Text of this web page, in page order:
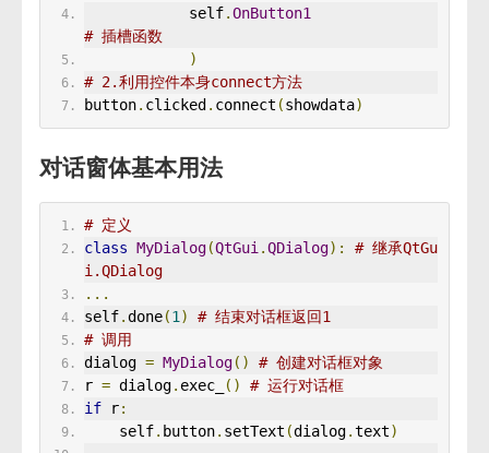
            self
.OnButton1
# 插槽函数
)
# 2.利用控件本身connect方法
button. clicked . connect (showdata)
对话窗体基本用法
# 定义
class MyDialog(QtGui .QDialog):
# 继承QtGu
i.QDialog
...
self.done(1 )
# 结束对话框返回1
# 调用
dialog = MyDialog()
# 创建对话框对象
r = dialog. exec_ ()
# 运行对话框
if r:
    self
. button. setText (dialog.text)